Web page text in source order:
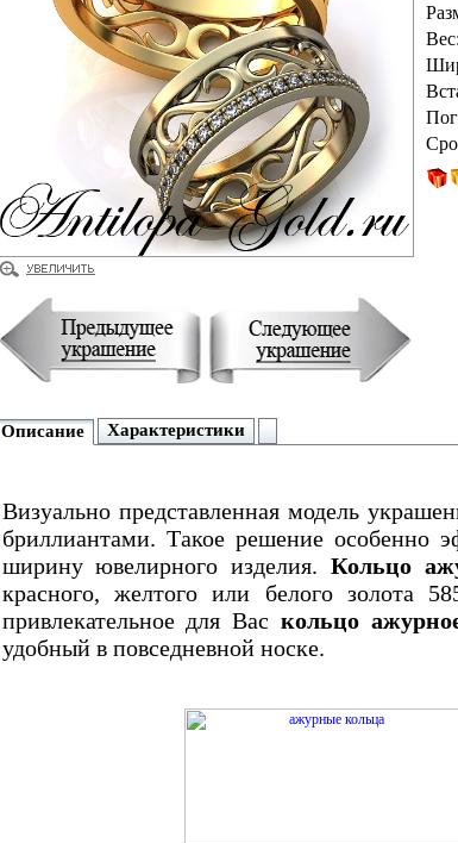
Вес:
Описание Характеристики
Визуально представленная модель
бриллиантами. Такое решение особенно
ширину ювелирного изделия. Кольцо
красного, желтого или белого золота
привлекательное для Вас кольцо
удобный в повседневной носке.